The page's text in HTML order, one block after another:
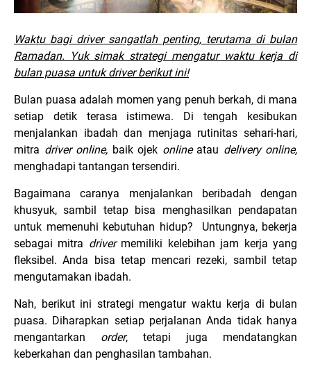
Waktu bagi driver sangatlah penting, terutama di bulan
Ramadan. Yuk simak strategi mengatur waktu kerja di
bulan puasa untuk driver berikut ini!
Bulan puasa adalah momen yang penuh berkah, di mana
setiap detik terasa istimewa. Di tengah kesibukan
menjalankan ibadah dan menjaga rutinitas sehari-hari,
mitra driver online, baik ojek online atau delivery online,
menghadapi tantangan tersendiri.
Bagaimana caranya menjalankan beribadah dengan
khusyuk, sambil tetap bisa menghasilkan pendapatan
untuk memenuhi kebutuhan hidup? Untungnya, bekerja
sebagai mitra driver memiliki kelebihan jam kerja yang
fleksibel. Anda bisa tetap mencari rezeki, sambil tetap
mengutamakan ibadah.
Nah, berikut ini strategi mengatur waktu kerja di bulan
puasa. Diharapkan setiap perjalanan Anda tidak hanya
mengantarkan order, tetapi juga mendatangkan
keberkahan dan penghasilan tambahan.